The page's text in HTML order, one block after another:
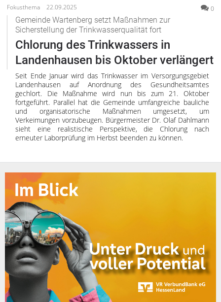
Fokusthema 22.09.2025 0
Gemeinde Wartenberg setzt Maßnahmen zur
Sicherstellung der Trinkwasserqualität fort
Chlorung des Trinkwassers in
Landenhausen bis Oktober verlängert
Seit Ende Januar wird das Trinkwasser im Versorgungsgebiet
Landenhausen auf Anordnung des Gesundheitsamtes
gechlort. Die Maßnahme wird nun bis zum 21. Oktober
fortgeführt. Parallel hat die Gemeinde umfangreiche bauliche
und organisatorische Maßnahmen umgesetzt, um
Verkeimungen vorzubeugen. Bürgermeister Dr. Olaf Dahlmann
sieht eine realistische Perspektive, die Chlorung nach
erneuter Laborprüfung im Herbst beenden zu können.